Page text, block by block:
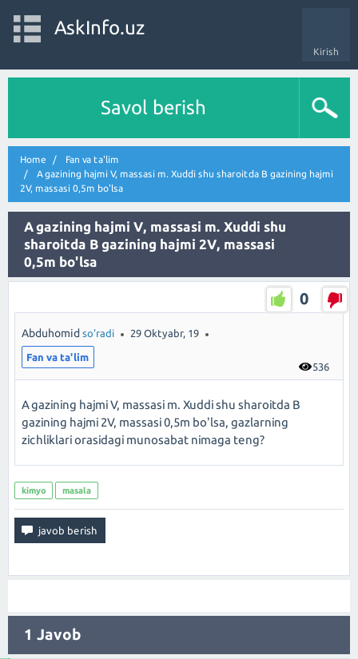
Kirish
AskInfo.uz
Savol berish
Home
Fan va ta'lim
A gazining hajmi V, massasi m. Xuddi shu sharoitda B gazining hajmi
2V, massasi 0,5m bo'lsa
A gazining hajmi V, massasi m. Xuddi shu
sharoitda B gazining hajmi 2V, massasi
0,5m bo'lsa
0
536
Abduhomid so'radi 29 Oktyabr, 19
Fan va ta'lim
A gazining hajmi V, massasi m. Xuddi shu sharoitda B
gazining hajmi 2V, massasi 0,5m bo'lsa, gazlarning
zichliklari orasidagi munosabat nimaga teng?
kimyo masala
1 Javob